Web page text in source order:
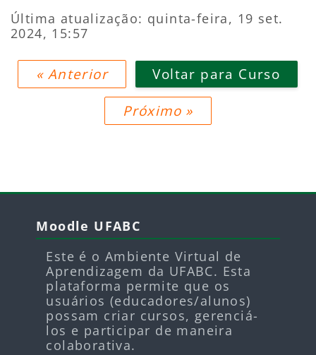
Última atualização: quinta-feira, 19 set.
2024, 15:57
« Anterior Voltar para Curso
Próximo »
Moodle UFABC
Este é o Ambiente Virtual de
Aprendizagem da UFABC. Esta
plataforma permite que os
usuários (educadores/alunos)
possam criar cursos, gerenciá-
los e participar de maneira
colaborativa.